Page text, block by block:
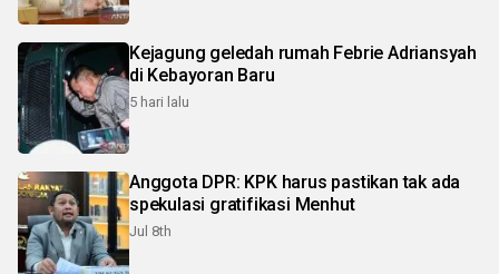
Kejagung geledah rumah Febrie Adriansyah
di Kebayoran Baru
5 hari lalu
Anggota DPR: KPK harus pastikan tak ada
spekulasi gratifikasi Menhut
Jul 8th